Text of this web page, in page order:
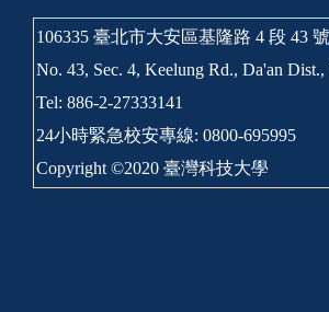
106335 臺北市大安區基隆路 4 段 43 號
No. 43, Sec. 4, Keelung Rd., Da'an
Tel: 886-2-27333141
24小時緊急校安專線: 0800-695995
Copyright ©2020 臺灣科技大學